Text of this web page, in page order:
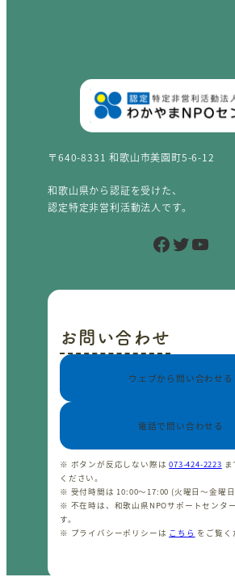
〒640-8331 和歌山市美園町5-6-12
和歌山県から認証を受けた、
認定特定非営利活動法人です。
Facebook Twitter YouTube
お問い合わせ
ウェブから問い合わせる
電話で問い合わせる
※ ボタンが反応しない際は073-424-2223
ください。
※ 受付時間は 10:00〜17:00 (火曜日〜金曜日)
※ 不在時は、和歌山県NPOサポートセンタ
す。
※ プライバシーポリシーは こちら をご覧く